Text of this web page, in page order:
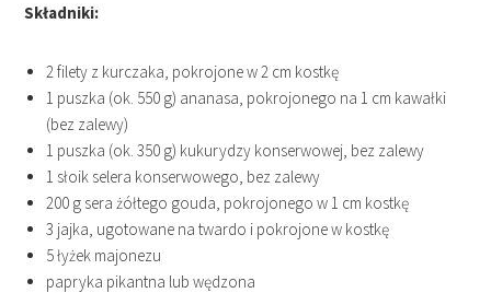
Składniki:
2 filety z kurczaka, pokrojone w 2 cm kostkę
1 puszka (ok. 550 g) ananasa, pokrojonego na 1 cm kawałki
(bez zalewy)
1 puszka (ok. 350 g) kukurydzy konserwowej, bez zalewy
1 słoik selera konserwowego, bez zalewy
200 g sera żółtego gouda, pokrojonego w 1 cm kostkę
3 jajka, ugotowane na twardo i pokrojone w kostkę
5 łyżek majonezu
papryka pikantna lub wędzona